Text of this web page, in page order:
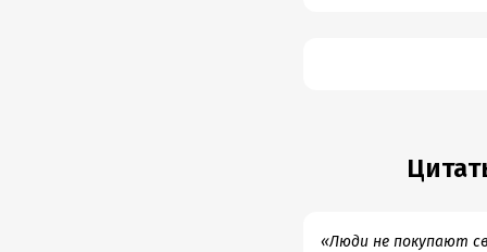
«Люди не покупают